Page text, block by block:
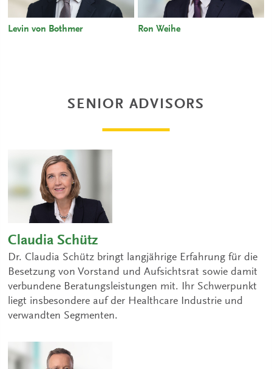
Levin von Bothmer Ron Weihe
SENIOR ADVISORS
Claudia Schütz
Dr. Claudia Schütz bringt langjährige Erfahrung für die
Besetzung von Vorstand und Aufsichtsrat sowie damit
verbundene Beratungsleistungen mit. Ihr Schwerpunkt
liegt insbesondere auf der Healthcare Industrie und
verwandten Segmenten.